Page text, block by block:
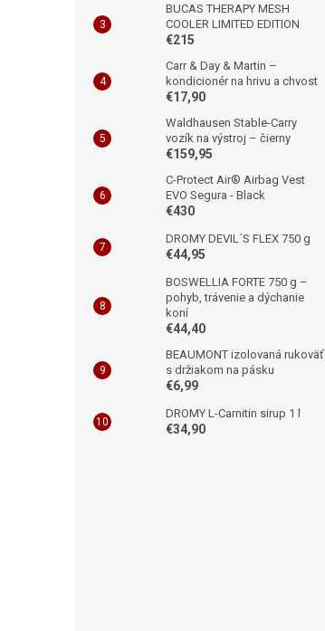
BUCAS THERAPY MESH
COOLER LIMITED EDITION
€215
Carr & Day & Martin –
kondicionér na hrivu a chvost
€17,90
Waldhausen Stable-Carry
vozík na výstroj – čierny
€159,95
C-Protect Air® Airbag Vest
EVO Segura - Black
€430
DROMY DEVIL´S FLEX 750 g
€44,95
BOSWELLIA FORTE 750 g –
pohyb, trávenie a dýchanie
koní
€44,40
BEAUMONT izolovaná rukoväť
s držiakom na pásku
€6,99
DROMY L-Carnitin sirup 1 l
€34,90